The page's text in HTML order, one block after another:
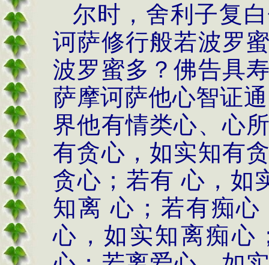
尔时，舍利子复
诃萨修行般若波罗
波罗蜜多？佛告具
萨摩诃萨他心智证
界他有情类心、心
有贪心，如实知有
贪心；若有 心，如
知离 心；若有痴
心，如实知离痴心